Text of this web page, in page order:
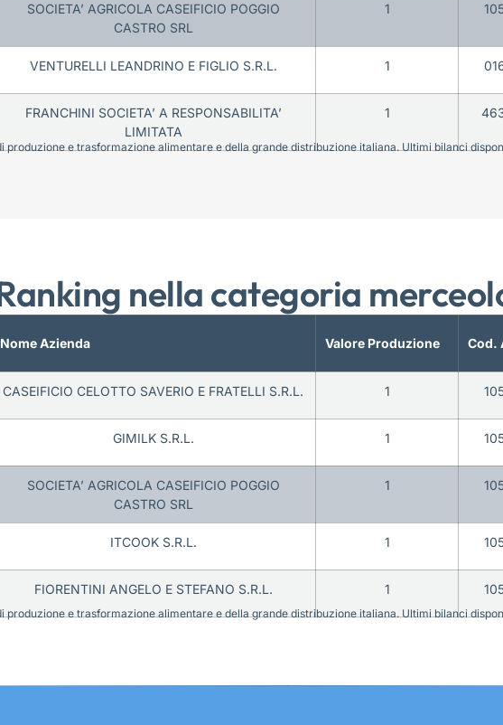
SOCIETA’ AGRICOLA CASEIFICIO POGGIO
CASTRO SRL
1
VENTURELLI LEANDRINO E FIGLIO S.R.L. 1
FRANCHINI SOCIETA’ A RESPONSABILITA’
LIMITATA
1
produzione e trasformazione alimentare e della grande distribuzione italiana. Ultimi bilanci
nella categoria
Nome Azienda Valore Produzione Cod.
CASEIFICIO CELOTTO SAVERIO E FRATELLI S.R.L. 1
GIMILK S.R.L. 1
SOCIETA’ AGRICOLA CASEIFICIO POGGIO
CASTRO SRL
1
ITCOOK S.R.L. 1
FIORENTINI ANGELO E STEFANO S.R.L. 1
produzione e trasformazione alimentare e della grande distribuzione italiana. Ultimi bilanci